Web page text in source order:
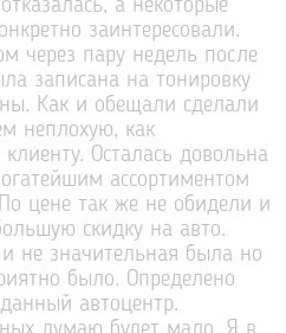
а некоторые
заинтересовали.
через пару недель после
записана на тонировку
Как и обещали сделали
неплохую, как
Осталась довольна
ассортиментом
цене так же не обидели и
скидку на авто.
не значительная была но
было. Определено
автоцентр.